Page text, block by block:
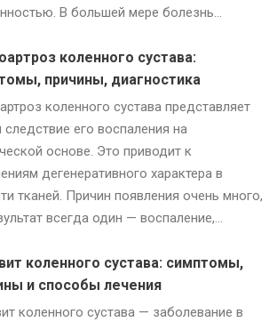
В большей мере болезнь...
коленного сустава:
причины, диагностика
коленного сустава представляет
его воспаления на
основе. Это приводит к
дегенеративного характера в
тканей. Причин появления очень много,
всегда один — воспаление,...
коленного сустава: симптомы,
и способы лечения
коленного сустава — заболевание в